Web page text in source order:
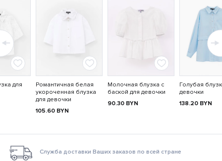
для
Романтичная белая
укороченная блузка
для девочки
105.60 BYN
Молочная блузка с
баской для девочки
90.30 BYN
Голубая
девочки
138.20 BYN
Служба доставки Ваших заказов по всей стране